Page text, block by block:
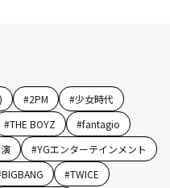
#2PM #少女時代
#THE BOYZ #fantagio
#YGエンターテインメント
BIGBANG #TWICE